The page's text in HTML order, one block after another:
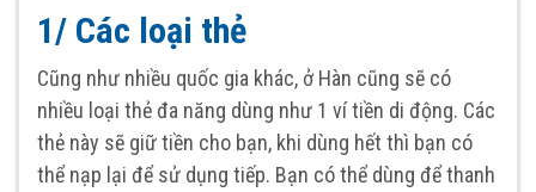
1/ Các loại thẻ
Cũng như nhiều quốc gia khác, ở Hàn cũng sẽ có
nhiều loại thẻ đa năng dùng như 1 ví tiền di động. Các
thẻ này sẽ giữ tiền cho bạn, khi dùng hết thì bạn có
thể nạp lại để sử dụng tiếp. Bạn có thể dùng để thanh